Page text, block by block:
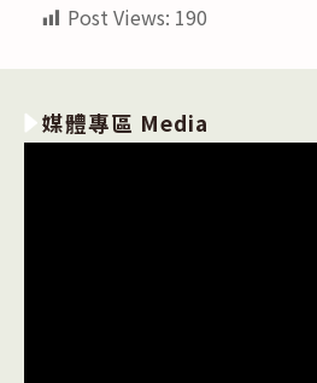
Post Views: 190
媒體專區 Media